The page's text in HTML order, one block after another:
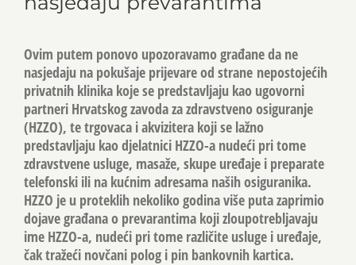
Ovim putem ponovo upozoravamo građane da ne
nasjedaju na pokušaje prijevare od strane nepostojećih
privatnih klinika koje se predstavljaju kao ugovorni
partneri Hrvatskog zavoda za zdravstveno osiguranje
(HZZO), te trgovaca i akvizitera koji se lažno
predstavljaju kao djelatnici HZZO-a nudeći pri tome
zdravstvene usluge, masaže, skupe uređaje i preparate
telefonski ili na kućnim adresama naših osiguranika.
HZZO je u proteklih nekoliko godina više puta zaprimio
dojave građana o prevarantima koji zloupotrebljavaju
ime HZZO-a, nudeći pri tome različite usluge i uređaje,
čak tražeći novčani polog i pin bankovnih kartica.